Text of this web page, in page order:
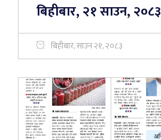
बिहीबार, २१ साउन, २०८३
बिहीबार, साउन २१, २०८३